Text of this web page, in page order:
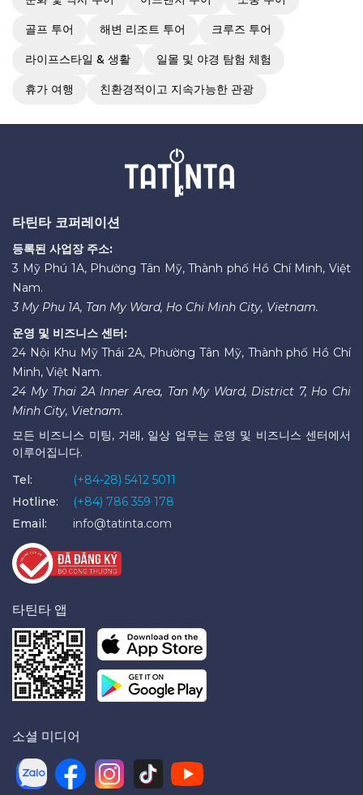
골프 투어 해변 리조트 투어 크루즈 투어
라이프스타일 & 생활 일몰 및 야경 탐험 체험
휴가 여행 친환경적이고 지속가능한 관광
타틴타 코퍼레이션
등록된 사업장 주소:
3 Mỹ Phú 1A, Phường Tân Mỹ, Thành phố Hồ Chí Minh, Việt
Nam.
3 My Phu 1A, Tan My Ward, Ho Chi Minh City, Vietnam.
운영 및 비즈니스 센터:
24 Nội Khu Mỹ Thái 2A, Phường Tân Mỹ, Thành phố Hồ Chí
Minh, Việt Nam.
24 My Thai 2A Inner Area, Tan My Ward, District 7, Ho Chi
Minh City, Vietnam.
모든 비즈니스 미팅, 거래, 일상 업무는 운영 및 비즈니스 센터에서
이루어집니다.
Tel:
(+84-28) 5412 5011
Hotline:
(+84) 786 359 178
Email:
info@tatinta.com
타틴타 앱
소셜 미디어